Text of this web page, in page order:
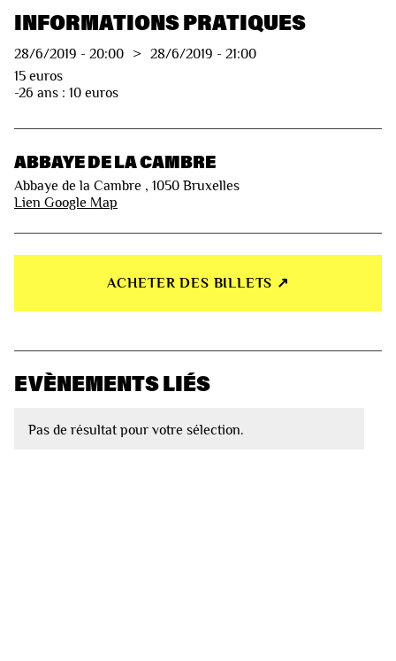
INFORMATIONS PRATIQUES
28/6/2019 - 20:00 > 28/6/2019 - 21:00
15 euros
-26 ans : 10 euros
ABBAYE DE LA CAMBRE
Abbaye de la Cambre , 1050 Bruxelles
Lien Google Map
ACHETER DES BILLETS ↗︎
EVÈNEMENTS LIÉS
Pas de résultat pour votre sélection.